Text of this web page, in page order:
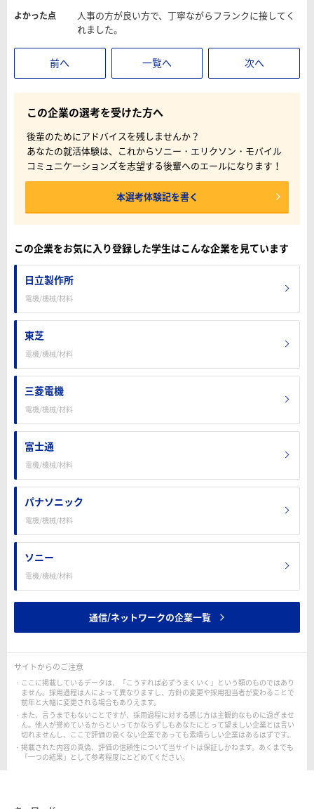
よかった点
人事の方が良い方で、丁寧ながらフランクに接してく
れました。
前へ 一覧へ 次へ
この企業の選考を受けた方へ
後輩のためにアドバイスを残しませんか？
あなたの就活体験は、これからソニー・エリクソン・モバイル
コミュニケーションズを志望する後輩へのエールになります！
本選考体験記を書く
この企業をお気に入り登録した学生はこんな企業を見ています
日立製作所
電機/機械/材料
東芝
電機/機械/材料
三菱電機
電機/機械/材料
富士通
電機/機械/材料
パナソニック
電機/機械/材料
ソニー
電機/機械/材料
通信/ネットワークの企業一覧
サイトからのご注意
ここに掲載しているデータは、「こうすれば必ずうまくいく」という類のものではあり
ません。採用過程は人によって異なりますし、方針の変更や採用担当者が変わることで
前年と大幅に変更される場合もありえます。
また、言うまでもないことですが、採用過程に対する感じ方は主観的なものに過ぎませ
ん。他人が誉めているからといってかならずしもあなたにとって望ましい企業とは言い
切れませんし、ここで評価の高くない企業であっても素晴らしい企業はあるはずです。
掲載された内容の真偽、評価の信頼性について当サイトは保証しかねます。あくまでも
「一つの結果」として参考程度にとどめてください。